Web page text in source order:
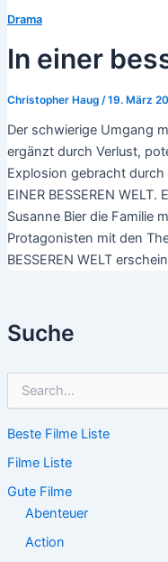
Suche
h
n
n
Beste Filme Liste
Filme Liste
Gute Filme
Abenteuer
Action
Drama
In einer
Christopher Haug /19. März
Der schwierige Umgang
ergänzt durch Verlust,
Explosion gebracht
EINER BESSEREN
Susanne Bier die Familie
Protagonisten mit den
BESSEREN WELT